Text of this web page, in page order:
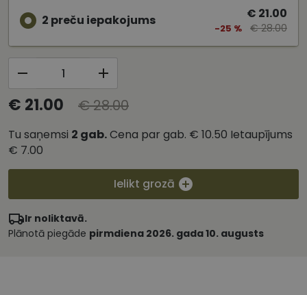
2 preču iepakojums € 21.00
-25 % € 28.00
€ 21.00 € 28.00
Tu saņemsi 2 gab.Cena par gab. € 10.50 Ietaupījums
€ 7.00
Ielikt grozā
Ir noliktavā.
Plānotā piegāde pirmdiena 2026. gada 10. augusts